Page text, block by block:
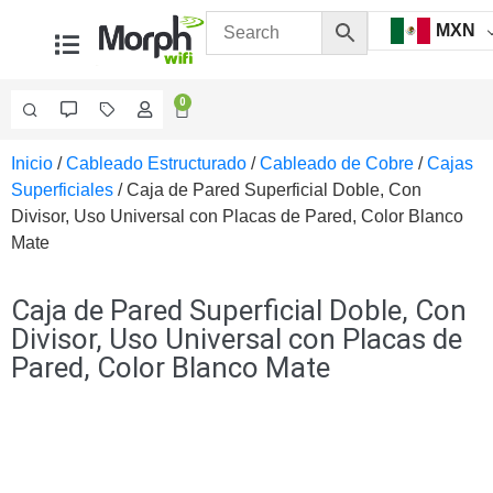
MXN
0
Videovigilancia
Accesorios
Generales
Fibra
Accesorios
para
Computadora
y
Inicio /Cableado Estructurado /Cableado de Cobre /Cajas
Superficiales / Caja de Pared Superficial Doble, Con
Divisor, Uso Universal con Placas de Pared, Color Blanco
Mate
Caja de Pared Superficial Doble, Con
Divisor, Uso Universal con Placas de
Pared, Color Blanco Mate